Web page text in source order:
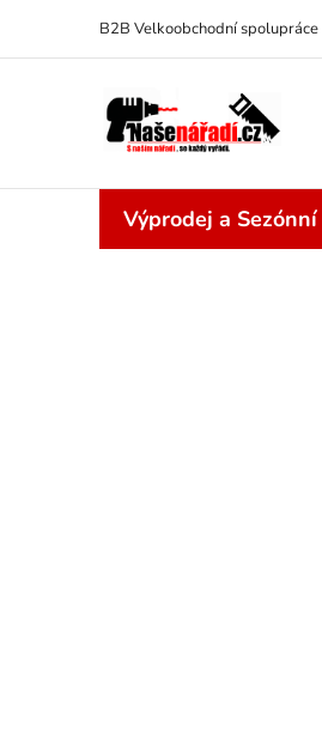
obsah
B2B Velkoobchodní spolupráce
Výprodej a